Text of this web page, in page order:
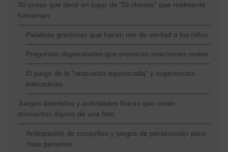
30 cosas que decir en lugar de "Di cheese" que realmente
funcionan
Palabras graciosas que hacen reír de verdad a los niños
Preguntas disparatadas que provocan reacciones reales
El juego de la "respuesta equivocada" y sugerencias
interactivas
Juegos divertidos y actividades físicas que crean
momentos dignos de una foto
Anticipación de cosquillas y juegos de persecución para
risas genuinas